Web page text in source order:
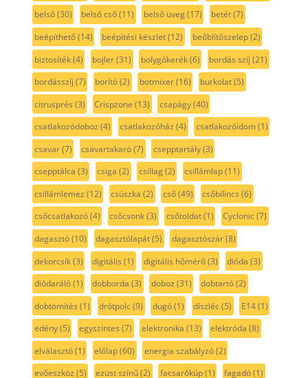
belső(30) belső cső(11) belső üveg(17) betét(7)
beépíthető(14) beépítési készlet(12) beőblítőszelep(2)
biztosíték(4) bojler(31) bolygókerék(6) bordás szíj (21)
bordásszíj (7) borító(2) botmixer(16) burkolat(5)
citrusprés (3) Crispzone (13) csapágy(40)
csatlakozódoboz (4) csatlakozóház (4) csatlakozóidom(1)
csavar(7) csavartakaró(7) csepptartály(3)
csepptálca (3) csiga (2) csillag(2) csillámlap(11)
csillámlemez (12) csúszka (2) cső(49) csőbilincs (6)
csőcsatlakozó(4) csőcsonk(3) csőtoldat(1) Cyclonic(7)
dagasztó(10) dagasztólapát(5) dagasztószár(8)
dekorcsík(3) digitális (1) digitális hőmérő(3) dióda (3)
diódaráló(1) dobborda (3) doboz (31) dobtartó(2)
dobtömítés (1) drótpolc(9) dugó(1) díszléc(5) E14(1)
edény(5) egyszintes (7) elektronika (13) elektróda (8)
elválasztó(1) előlap(60) energia szabályzó(2)
evőeszköz (5) ezüst színű(2) facsarókúp(1) fagadó(1)